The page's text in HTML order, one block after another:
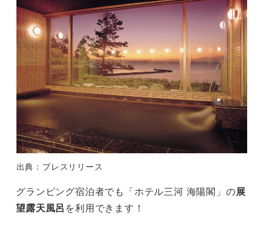
出典：プレスリリース
グランピング宿泊者でも「ホテル三河 海陽閣」の展
望露天風呂を利用できます！